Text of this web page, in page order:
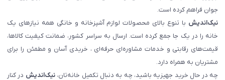
جوان فراهم کرده است.
نیک‌اندیش با تنوع بالای محصولات لوازم آشپزخانه و خانگی همه نیازهای یک
خانه را در یک جا جمع کرده است. ارسال به سراسر کشور، ضمانت کیفیت کالاها،
قیمت‌های رقابتی و خدمات مشاوره‌ای حرفه‌ای ، خریدی آسان و مطمئن را برای
مشتریان به همراه دارد.
چه در حال خرید جهیزیه باشید، چه به دنبال تکمیل خانه‌تان،نیک‌اندیش در کنار